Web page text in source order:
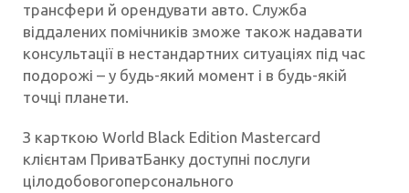
трансфери й орендувати авто. Служба
віддалених помічників зможе також надавати
консультації в нестандартних ситуаціях під час
подорожі – у будь-який момент і в будь-якій
точці планети.
З карткою World Black Edition Mastercard
клієнтам ПриватБанку доступні послуги
цілодобовогоперсонального